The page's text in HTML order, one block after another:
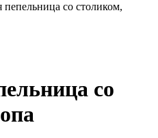
пепельница со столиком,
со